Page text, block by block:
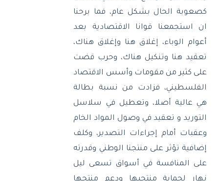
كصعوبة الحال بشكل عام، فما برحنا
ان استجمعنا قوانا الاقتصادية بعد
أعوام الوباء، إغلاق هنا وإغلاق هناك،
تعقيد هنا وتنكيل هناك، وحرب قضت
على كثير من مقومات وأسس الاقتصاد
الفلسطيني، فزادت من نسبة بطالة
هي عالية أصلا، وتعطيل في سلاسل
التوريد و تعقيد في وصول المواد الخام
وعقبات أمام إجراءات التصدير، وكلف
إضافية تؤثر على منتجنا الوطني وقدرته
على المنافسة في أسواق تسعى ليل
نهار لحماية منتجيها ودعم منتجها